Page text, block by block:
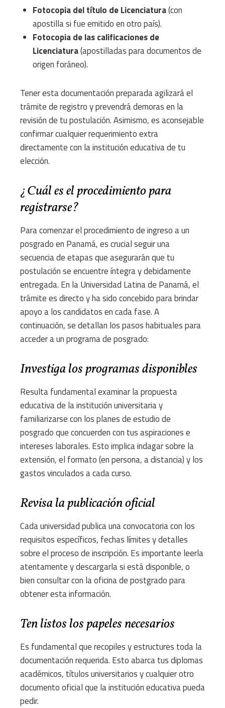
Fotocopia del título de Licenciatura(con
apostilla si fue emitido en otro país).
Fotocopia de las calificaciones de
Licenciatura(apostilladas para documentos de
origen foráneo).
Tener esta documentación preparada agilizará el
trámite de registro y prevendrá demoras en la
revisión de tu postulación. Asimismo, es aconsejable
confirmar cualquier requerimiento extra
directamente con la institución educativa de tu
elección.
¿Cuál es el procedimiento para
registrarse?
Para comenzar el procedimiento de ingreso a un
posgrado en Panamá, es crucial seguir una
secuencia de etapas que asegurarán que tu
postulación se encuentre íntegra y debidamente
entregada. En la Universidad Latina de Panamá, el
trámite es directo y ha sido concebido para brindar
apoyo a los candidatos en cada fase. A
continuación, se detallan los pasos habituales para
acceder a un programa de posgrado:
Investiga los programas disponibles
Resulta fundamental examinar la propuesta
educativa de la institución universitaria y
familiarizarse con los planes de estudio de
posgrado que concuerden con tus aspiraciones e
intereses laborales. Esto implica indagar sobre la
extensión, el formato (en persona, a distancia) y los
gastos vinculados a cada curso.
Revisa la publicación oficial
Cada universidad publica una convocatoria con los
requisitos específicos, fechas límites y detalles
sobre el proceso de inscripción. Es importante leerla
atentamente y descargarla si está disponible, o
bien consultar con la oficina de postgrado para
obtener esta información.
Ten listos los papeles necesarios
Es fundamental que recopiles y estructures toda la
documentación requerida. Esto abarca tus diplomas
académicos, títulos universitarios y cualquier otro
documento oficial que la institución educativa pueda
pedir.